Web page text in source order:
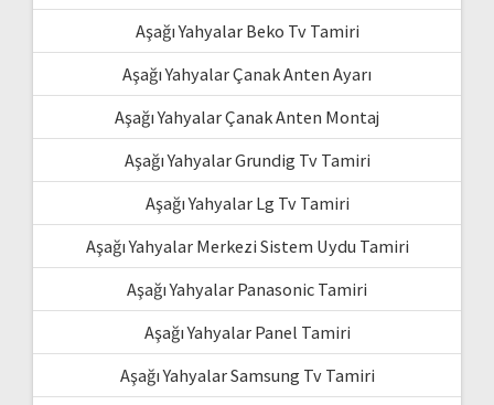
Aşağı Yahyalar Beko Tv Tamiri
Aşağı Yahyalar Çanak Anten Ayarı
Aşağı Yahyalar Çanak Anten Montaj
Aşağı Yahyalar Grundig Tv Tamiri
Aşağı Yahyalar Lg Tv Tamiri
Aşağı Yahyalar Merkezi Sistem Uydu Tamiri
Aşağı Yahyalar Panasonic Tamiri
Aşağı Yahyalar Panel Tamiri
Aşağı Yahyalar Samsung Tv Tamiri